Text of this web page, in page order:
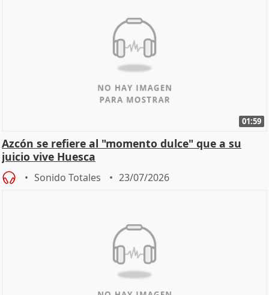
01:59
Azcón se refiere al "momento dulce" que a su
juicio vive Huesca
Sonido Totales 23/07/2026